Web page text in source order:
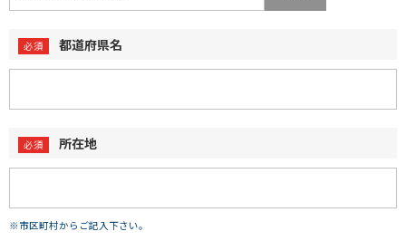
都道府県名
所在地
※市区町村からご記入下さい。